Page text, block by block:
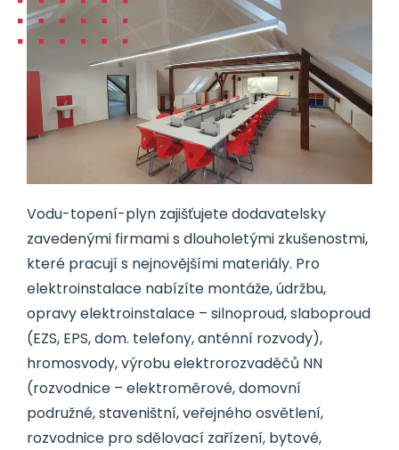
Vodu-topení-plyn zajišťujete dodavatelsky
zavedenými firmami s dlouholetými zkušenostmi,
které pracují s nejnovějšími materiály. Pro
elektroinstalace nabízíte montáže, údržbu,
opravy elektroinstalace – silnoproud, slaboproud
(EZS, EPS, dom. telefony, anténní rozvody),
hromosvody, výrobu elektrorozvaděčů NN
(rozvodnice – elektroměrové, domovní
podružné, staveništní, veřejného osvětlení,
rozvodnice pro sdělovací zařízení, bytové,